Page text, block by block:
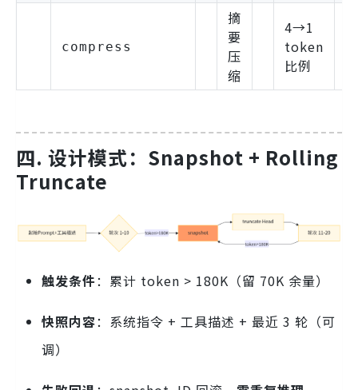
compress
摘
要
压
缩
4→1
token
比例
四. 设计模式：Snapshot + Rolling
Truncate
触发条件：累计 token > 180K（留 70K 余量）
快照内容：系统指令 + 工具描述 + 最近 3 轮（可
调）